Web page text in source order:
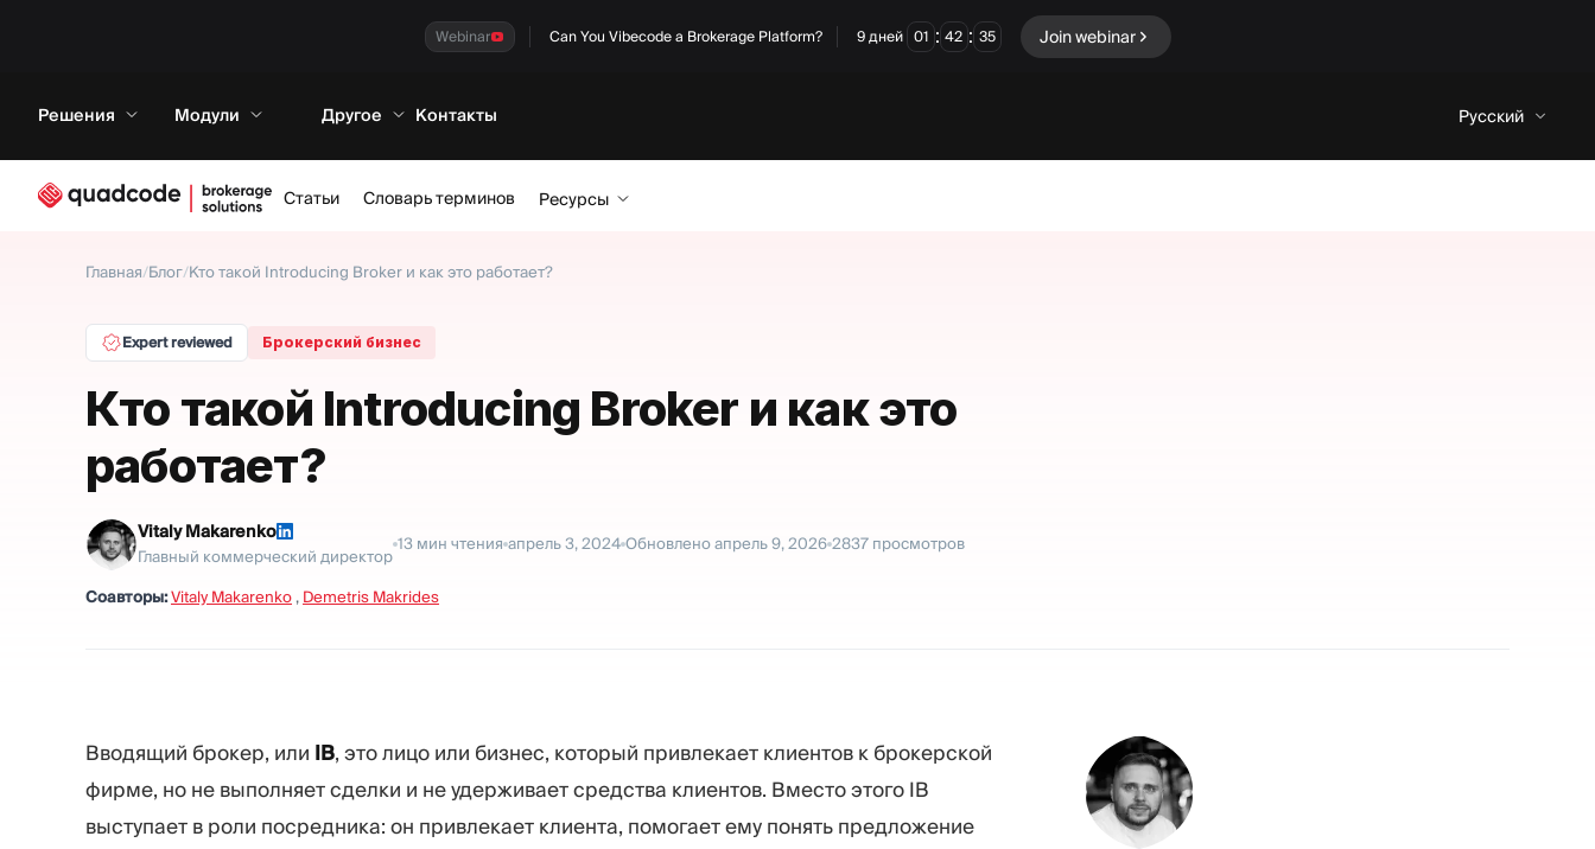
Webinar Can You Vibecode a Brokerage Platform? 9 дней 01 : 42 : 34 Join webinar
Решения Модули Другое Контакты Русский
Статьи Словарь терминов Ресурсы
Главная/Блог/Кто такой Introducing Broker и как это работает?
Expert reviewed Брокерский бизнес
Кто такой Introducing Broker и как это
работает?
Vitaly Makarenko
Главный коммерческий директор
13 мин чтения апрель 3, 2024 Обновленоапрель 9, 2026 2837 просмотров
Соавторы:Vitaly Makarenko , Demetris Makrides
Вводящий брокер, или IB, это лицо или бизнес, который привлекает клиентов к брокерской
фирме, но не выполняет сделки и не удерживает средства клиентов. Вместо этого IB
выступает в роли посредника: он привлекает клиента, помогает ему понять предложение